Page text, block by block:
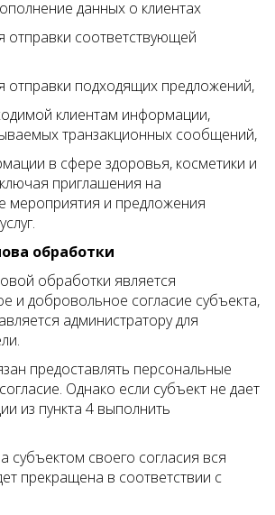
данных о клиентах
отправки соответствующей
отправки подходящих предложений,
клиентам информации,
транзакционных сообщений,
в сфере здоровья, косметики и
приглашения на
мероприятия и предложения
обработки
обработки является
и добровольное согласие субъекта,
администратору для
предоставлять персональные
Однако если субъект не дает
из пункта 4 выполнить
субъектом своего согласия вся
прекращена в соответствии с